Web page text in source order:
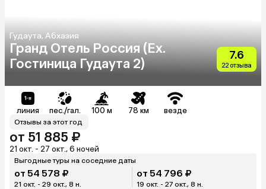
Гудаута, Абхазия
Гранд Отель Россия (Ex.
Гостиница Гудаута 2)
7.6
22 отзыва
линия пес./гал. 100 м 78 км везде
Отзывы за этот год
от 51 885 ₽
21 окт. - 27 окт., 6 ночей
Выгодные туры на соседние даты
от 54 578 ₽
21 окт. - 29 окт., 8 н.
от 54 796 ₽
19 окт. - 27 окт., 8 н.